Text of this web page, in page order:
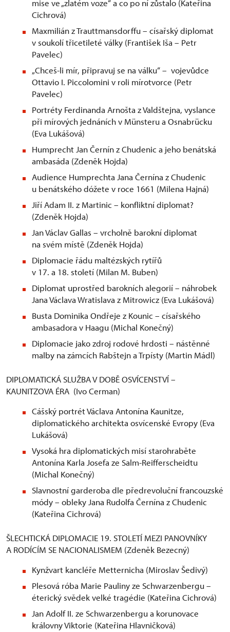
mise ve „zlatém voze“ a co po ní zůstalo (Kateřina
Cichrová)
Maxmilián z Trauttmansdorffu – císařský diplomat
v soukolí třicetileté války (František Iša – Petr
Pavelec)
„Chceš-li mír, připravuj se na válku“ – vojevůdce
Ottavio I. Piccolomini v roli mírotvorce (Petr
Pavelec)
Portréty Ferdinanda Arnošta z Valdštejna, vyslance
při mírových jednáních v Münsteru a Osnabrücku
(Eva Lukášová)
Humprecht Jan Černín z Chudenic a jeho benátská
ambasáda (Zdeněk Hojda)
Audience Humprechta Jana Černína z Chudenic
u benátského dóžete v roce 1661 (Milena Hajná)
Jiří Adam II. z Martinic – konfliktní diplomat?
(Zdeněk Hojda)
Jan Václav Gallas – vrcholně barokní diplomat
na svém místě (Zdeněk Hojda)
Diplomacie řádu maltézských rytířů
v 17. a 18. století (Milan M. Buben)
Diplomat uprostřed barokních alegorií – náhrobek
Jana Václava Wratislava z Mitrowicz (Eva Lukášová)
Busta Dominika Ondřeje z Kounic – císařského
ambasadora v Haagu (Michal Konečný)
Diplomacie jako zdroj rodové hrdosti – nástěnné
malby na zámcích Rabštejn a Trpísty (Martin Mádl)
DIPLOMATICKÁ SLUŽBA V DOBĚ OSVÍCENSTVÍ –
KAUNITZOVA ÉRA (Ivo Cerman)
Cášský portrét Václava Antonína Kaunitze,
diplomatického architekta osvícenské Evropy (Eva
Lukášová)
Vysoká hra diplomatických misí starohraběte
Antonína Karla Josefa ze Salm-Reifferscheidtu
(Michal Konečný)
Slavnostní garderoba dle předrevoluční francouzské
módy – obleky Jana Rudolfa Černína z Chudenic
(Kateřina Cichrová)
ŠLECHTICKÁ DIPLOMACIE 19. STOLETÍ MEZI PANOVNÍKY
A RODÍCÍM SE NACIONALISMEM (Zdeněk Bezecný)
Kynžvart kancléře Metternicha (Miroslav Šedivý)
Plesová róba Marie Pauliny ze Schwarzenbergu –
éterický svědek velké tragédie (Kateřina Cichrová)
Jan Adolf II. ze Schwarzenbergu a korunovace
královny Viktorie (Kateřina Hlavničková)